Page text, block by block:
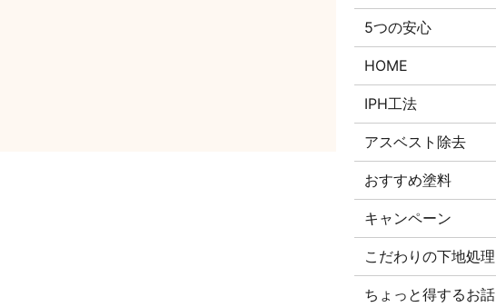
5つの安心
HOME
IPH工法
アスベスト除去
おすすめ塗料
キャンペーン
こだわりの下地処理
ちょっと得するお話